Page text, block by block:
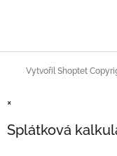
Vytvořil Shoptet
×
Splátková